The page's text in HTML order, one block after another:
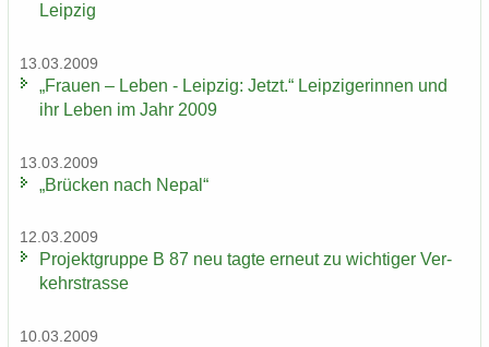
Leip­zig
13.03.2009
„Frau­en – Leben - Leip­zig: Jetzt.“ Leip­zi­ge­rin­nen und
ihr Leben im Jahr 2009
13.03.2009
„Brü­cken nach Nepal“
12.03.2009
Pro­jekt­grup­pe B 87 neu tagte er­neut zu wich­ti­ger Ver­
kehrs­tras­se
10.03.2009